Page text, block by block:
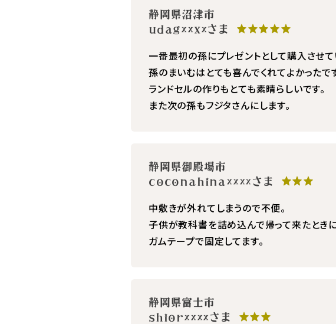
静岡県沼津市
udag××x×さま ★★★★★
一番最初の孫にプレゼントとして購入させて
孫のまいむはとても喜んでくれてよかったで
ランドセルの作りもとても素晴らしいです。
また次の孫もフジタさんにします。
静岡県御殿場市
coconahina××××さま ★★★
中敷きが外れてしまうので不便。
子供が教科書を詰め込んで帰って来たとき
ガムテープで固定してます。
静岡県富士市
shior××××さま ★★★